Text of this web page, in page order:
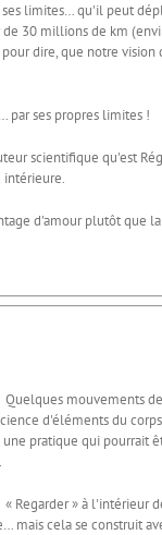
limites… qu'il peut
30 millions de km
dire, que notre
ses propres limites !
scientifique qu'est
intérieure.
d'amour plutôt que
mouvements de
d'éléments du
une pratique qui pourrait
» à l'intérieur de
mais cela se construit